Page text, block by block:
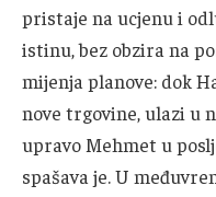
pristaje na ucjenu i
istinu, bez obzira na
mijenja planove: dok
nove trgovine, ulazi u
upravo Mehmet u
spašava je. U